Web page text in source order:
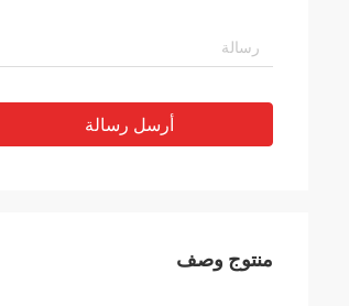
أرسل رسالة
منتوج وصف